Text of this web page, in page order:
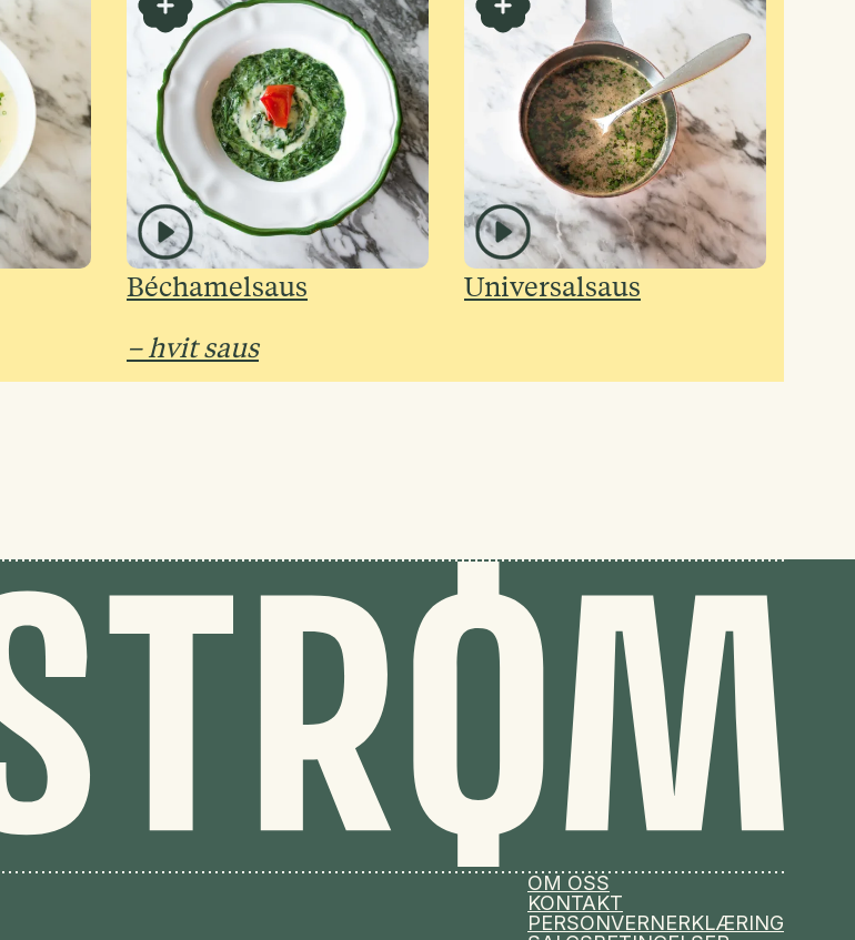
Béchamelsaus
– hvit saus
Universalsaus
OM OSS
KONTAKT
PERSONVERNERKLÆRING